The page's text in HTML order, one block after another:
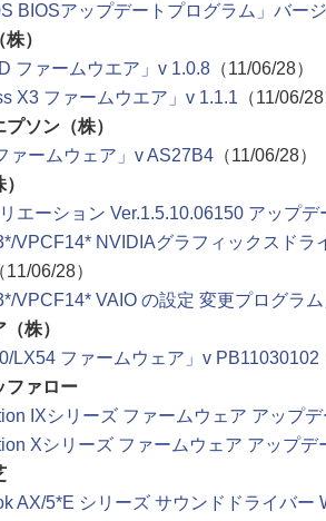
BIOSアップデートプログラム」バー
）
ファームウエア」v 1.0.8 （11/06/28）
X3 ファームウエア」v 1.1.1 （11/06/28
ソン（株）
ァームウェア」v AS27B4 （11/06/28）
リエーション Ver.1.5.10.06150 アップデ
VPCF14* NVIDIAグラフィックスド
11/06/28）
VPCF14* VAIO の設定 変更プログラム
株）
LX54 ファームウェア」v PB11030102
ファロー
IXシリーズ ファームウェア アップ
Xシリーズ ファームウェア アップ
AX/5*E シリーズ サウンドドライバー